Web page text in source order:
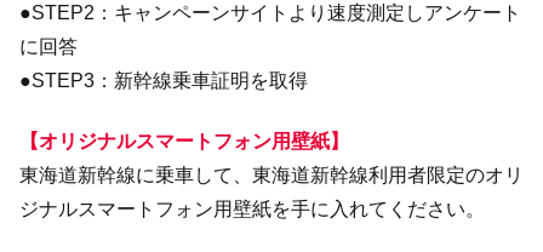
●STEP2：キャンペーンサイトより速度測定しアンケート
に回答
●STEP3：新幹線乗車証明を取得
【オリジナルスマートフォン用壁紙】
東海道新幹線に乗車して、東海道新幹線利用者限定のオリ
ジナルスマートフォン用壁紙を手に入れてください。